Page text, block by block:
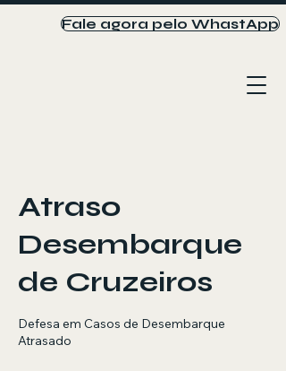
Fale agora pelo WhastApp
Atraso
Desembarque
de Cruzeiros
Defesa em Casos de Desembarque
Atrasado